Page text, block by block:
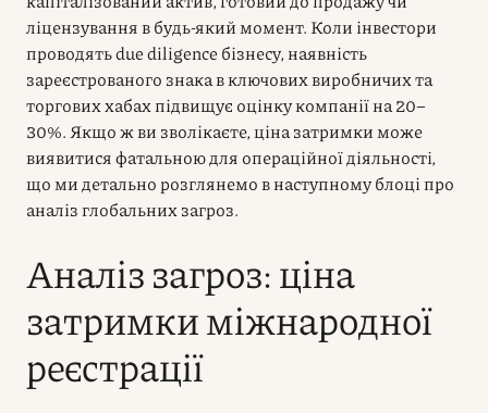
ліцензування в будь-який момент. Коли інвестори
проводять due diligence бізнесу, наявність
зареєстрованого знака в ключових виробничих та
торгових хабах підвищує оцінку компанії на 20–
30%. Якщо ж ви зволікаєте, ціна затримки може
виявитися фатальною для операційної діяльності,
що ми детально розглянемо в наступному блоці про
аналіз глобальних загроз.
Аналіз загроз: ціна
затримки міжнародної
реєстрації